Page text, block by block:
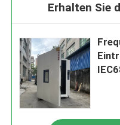
Erhalten Sie